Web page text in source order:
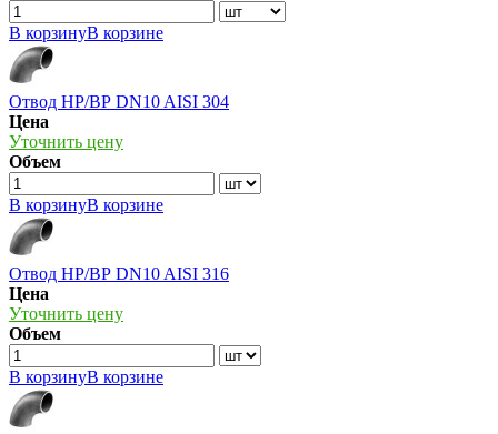
В корзинуВ корзине
Отвод НР/ВР DN10 AISI 304
Цена
Уточнить цену
Объем
В корзинуВ корзине
Отвод НР/ВР DN10 AISI 316
Цена
Уточнить цену
Объем
В корзинуВ корзине